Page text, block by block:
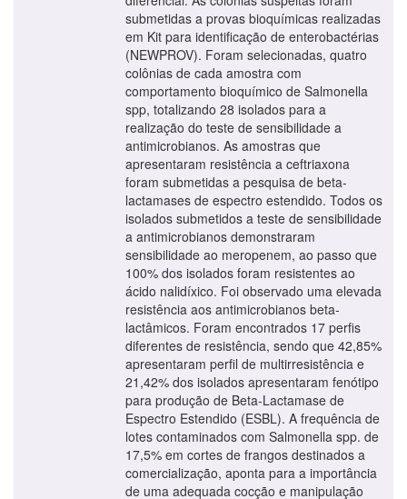
submetidas a provas bioquímicas realizadas
em Kit para identificação de enterobactérias
(NEWPROV). Foram selecionadas, quatro
colônias de cada amostra com
comportamento bioquímico de Salmonella
spp, totalizando 28 isolados para a
realização do teste de sensibilidade a
antimicrobianos. As amostras que
apresentaram resistência a ceftriaxona
foram submetidas a pesquisa de beta-
lactamases de espectro estendido. Todos os
isolados submetidos a teste de sensibilidade
a antimicrobianos demonstraram
sensibilidade ao meropenem, ao passo que
100% dos isolados foram resistentes ao
ácido nalidíxico. Foi observado uma elevada
resistência aos antimicrobianos beta-
lactâmicos. Foram encontrados 17 perfis
diferentes de resistência, sendo que 42,85%
apresentaram perfil de multirresistência e
21,42% dos isolados apresentaram fenótipo
para produção de Beta-Lactamase de
Espectro Estendido (ESBL). A frequência de
lotes contaminados com Salmonella spp. de
17,5% em cortes de frangos destinados a
comercialização, aponta para a importância
de uma adequada cocção e manipulação